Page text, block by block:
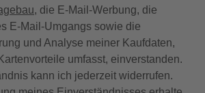
, die E-Mail-Werbung, die
E-Mail-Umgangs sowie die
und Analyse meiner Kaufdaten,
umfasst, einverstanden.
kann ich jederzeit widerrufen.